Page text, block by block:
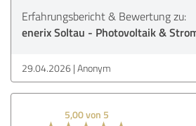
Erfahrungsbericht & Bewertung zu:
enerix Soltau - Photovoltaik &
29.04.2026 Anonym
5,00 von 5